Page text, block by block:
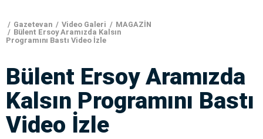
Gazetevan Video Galeri
MAGAZİN
Bülent Ersoy Aramızda Kalsın
Programını Bastı Video İzle
Bülent Ersoy Aramızda
Kalsın Programını Bastı
Video İzle